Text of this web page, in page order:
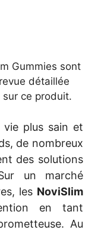
Gummies sont
détaillée
ce produit.
vie plus sain et
de nombreux
des solutions
un marché
les NoviSlim
en tant
Au